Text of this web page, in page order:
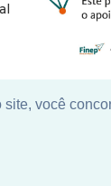
você